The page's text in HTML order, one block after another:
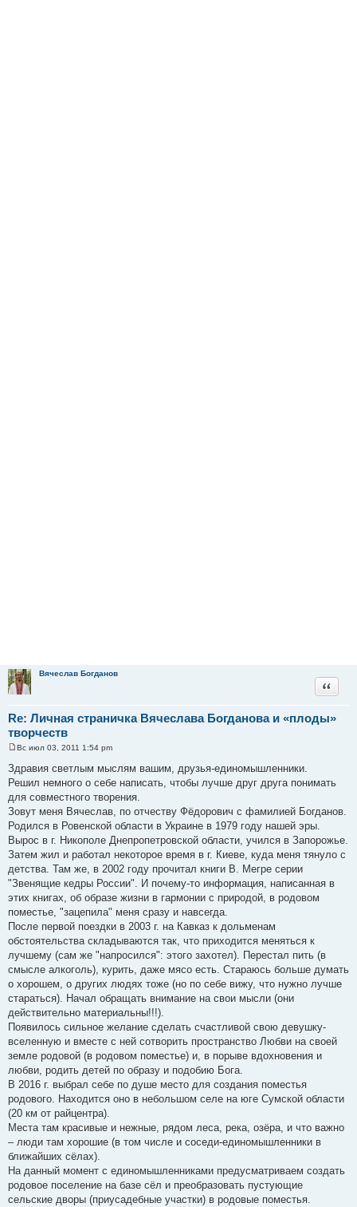
Вячеслав Богданов
Re: Личная страничка Вячеслава Богданова и «плоды»
творчеств
Цитата
о
о
б
щ
е
н
и
е
Вс июл 03, 2011 1:54 pm
Здравия светлым мыслям вашим, друзья-единомышленники.
Решил немного о себе написать, чтобы лучше друг друга понимать
для совместного творения.
Зовут меня Вячеслав, по отчеству Фёдорович с фамилией Богданов.
Родился в Ровенской области в Украине в 1979 году нашей эры.
Вырос в г. Никополе Днепропетровской области, учился в Запорожье.
Затем жил и работал некоторое время в г. Киеве, куда меня тянуло с
детства. Там же, в 2002 году прочитал книги В. Мегре серии
"Звенящие кедры России". И почему-то информация, написанная в
этих книгах, об образе жизни в гармонии с природой, в родовом
поместье, "зацепила" меня сразу и навсегда.
После первой поездки в 2003 г. на Кавказ к дольменам
обстоятельства складываются так, что приходится меняться к
лучшему (сам же "напросился": этого захотел). Перестал пить (в
смысле алкоголь), курить, даже мясо есть. Стараюсь больше думать
о хорошем, о других людях тоже (но по себе вижу, что нужно лучше
стараться). Начал обращать внимание на свои мысли (они
действительно материальны!!!).
Появилось сильное желание сделать счастливой свою девушку-
вселенную и вместе с ней сотворить пространство Любви на своей
земле родовой (в родовом поместье) и, в порыве вдохновения и
любви, родить детей по образу и подобию Бога.
В 2016 г. выбрал себе по душе место для создания поместья
родового. Находится оно в небольшом селе на юге Сумской области
(20 км от райцентра).
Места там красивые и нежные, рядом леса, река, озёра, и что важно
– люди там хорошие (в том числе и соседи-единомышленники в
ближайших сёлах).
На данный момент с единомышленниками предусматриваем создать
родовое поселение на базе сёл и преобразовать пустующие
сельские дворы (приусадебные участки) в родовые поместья.